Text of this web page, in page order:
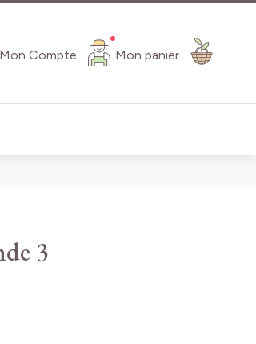
Mon Compte Mon panier
3